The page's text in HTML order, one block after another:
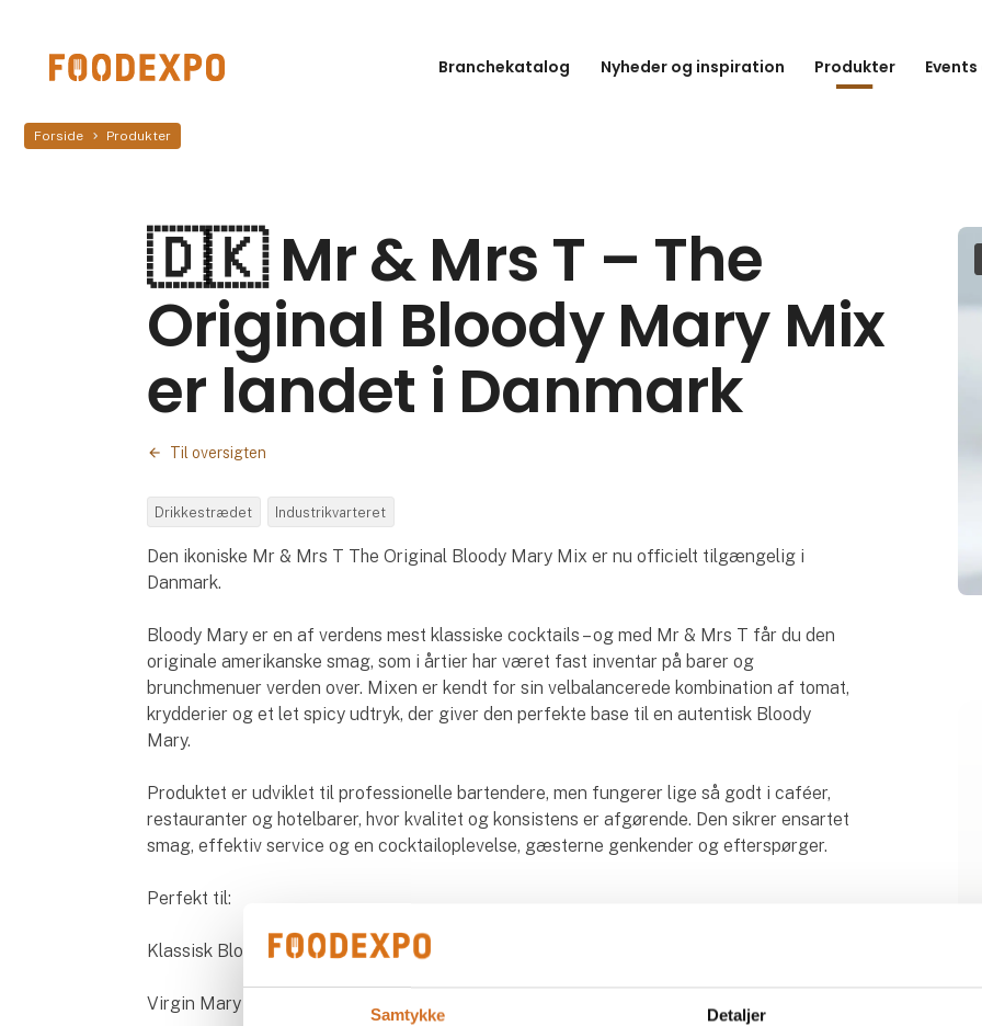
Samtykke Detaljer
Branchekatalog Nyheder og inspiration Produkter
Forside Produkter
🇩🇰 Mr & Mrs T – The
Original Bloody Mary Mix
er landet i Danmark
Til oversigten
Drikkestrædet Industrikvarteret
Den ikoniske Mr & Mrs T The Original Bloody Mary Mix er nu officielt tilgængelig i
Danmark.
Bloody Mary er en af verdens mest klassiske cocktails – og med Mr & Mrs T får du den
originale amerikanske smag, som i årtier har været fast inventar på barer og
brunchmenuer verden over. Mixen er kendt for sin velbalancerede kombination af tomat,
krydderier og et let spicy udtryk, der giver den perfekte base til en autentisk Bloody
Mary.
Produktet er udviklet til professionelle bartendere, men fungerer lige så godt i caféer,
restauranter og hotelbarer, hvor kvalitet og konsistens er afgørende. Den sikrer ensartet
smag, effektiv service og en cocktailoplevelse, gæsterne genkender og efterspørger.
Perfekt til:
Klassisk Bloody Mary
Virgin Mary (alkoholfri version)